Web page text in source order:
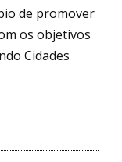
de promover
os objetivos
Cidades